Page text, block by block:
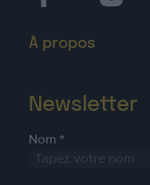
À propos
Newsletter
Nom *